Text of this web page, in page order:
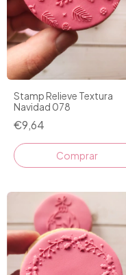
Stamp Relieve Textura
Navidad 078
€9,64
Comprar